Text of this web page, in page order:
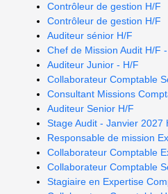
Contrôleur de gestion H/F
Contrôleur de gestion H/F
Auditeur sénior H/F
Chef de Mission Audit H/F
Auditeur Junior - H/F
Collaborateur Comptable
Consultant Missions
Auditeur Senior H/F
Stage Audit - Janvier 2027
Responsable de mission
Collaborateur Comptable
Collaborateur Comptable
Stagiaire en Expertise